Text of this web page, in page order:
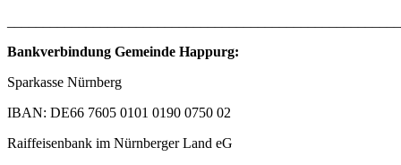
Bankverbindung Gemeinde Happurg:
Sparkasse Nürnberg
IBAN: DE66 7605 0101 0190 0750 02
Raiffeisenbank im Nürnberger Land eG